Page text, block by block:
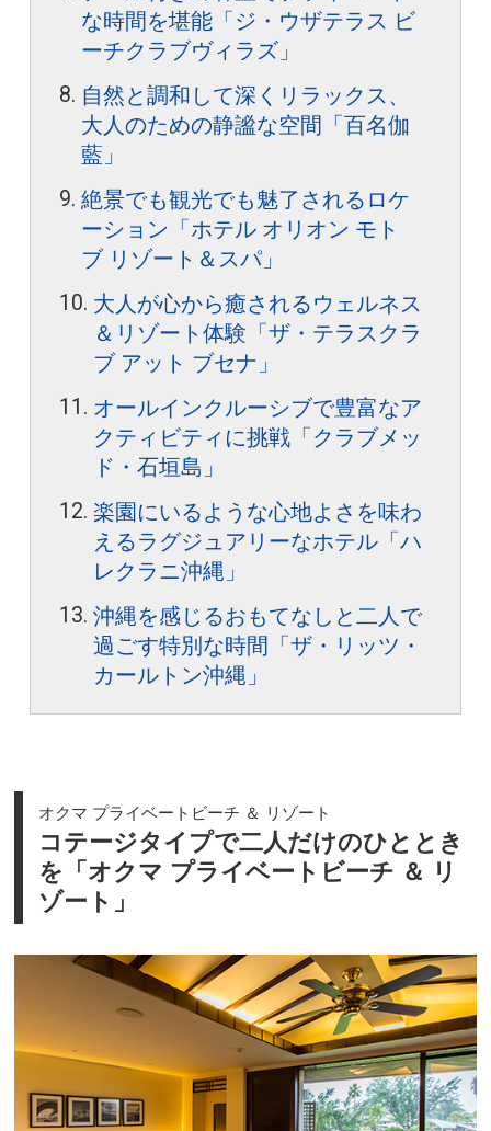
な時間を堪能「ジ・ウザテラス ビ
ーチクラブヴィラズ」
自然と調和して深くリラックス、
大人のための静謐な空間「百名伽
藍」
絶景でも観光でも魅了されるロケ
ーション「ホテル オリオン モト
ブ リゾート＆スパ」
大人が心から癒されるウェルネス
＆リゾート体験「ザ・テラスクラ
ブ アット ブセナ」
オールインクルーシブで豊富なア
クティビティに挑戦「クラブメッ
ド・石垣島」
楽園にいるような心地よさを味わ
えるラグジュアリーなホテル「ハ
レクラニ沖縄」
沖縄を感じるおもてなしと二人で
過ごす特別な時間「ザ・リッツ・
カールトン沖縄」
オクマ プライベートビーチ ＆ リゾート
コテージタイプで二人だけのひととき
を「オクマ プライベートビーチ ＆ リ
ゾート」